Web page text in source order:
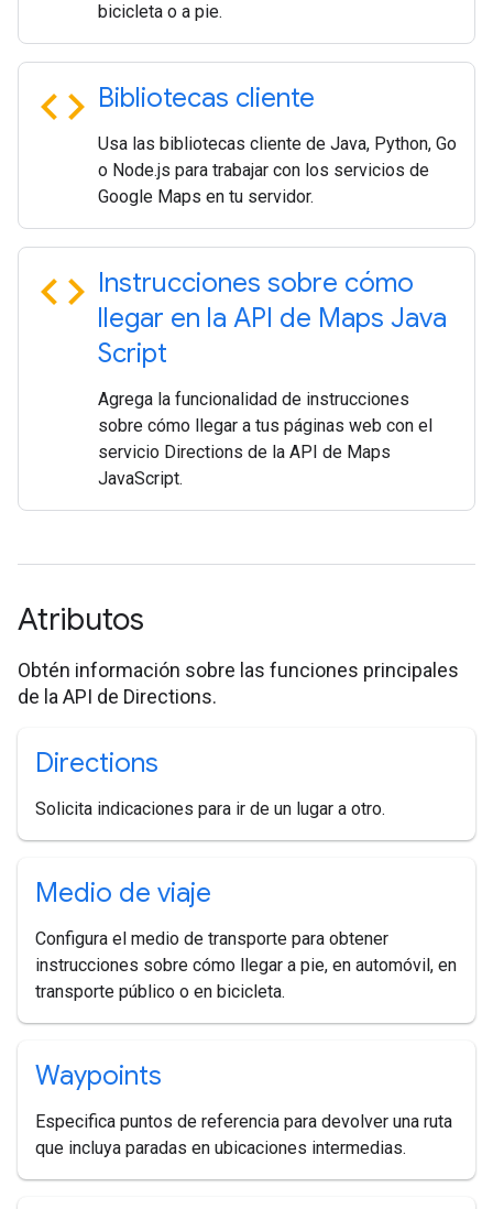
bicicleta o a pie.
code Bibliotecas cliente
Usa las bibliotecas cliente de Java, Python, Go
o Node.js para trabajar con los servicios de
Google Maps en tu servidor.
code Instrucciones sobre cómo
llegar en la API de Maps Java
Script
Agrega la funcionalidad de instrucciones
sobre cómo llegar a tus páginas web con el
servicio Directions de la API de Maps
JavaScript.
Atributos
Obtén información sobre las funciones principales
de la API de Directions.
Directions
Solicita indicaciones para ir de un lugar a otro.
Medio de viaje
Configura el medio de transporte para obtener
instrucciones sobre cómo llegar a pie, en automóvil, en
transporte público o en bicicleta.
Waypoints
Especifica puntos de referencia para devolver una ruta
que incluya paradas en ubicaciones intermedias.